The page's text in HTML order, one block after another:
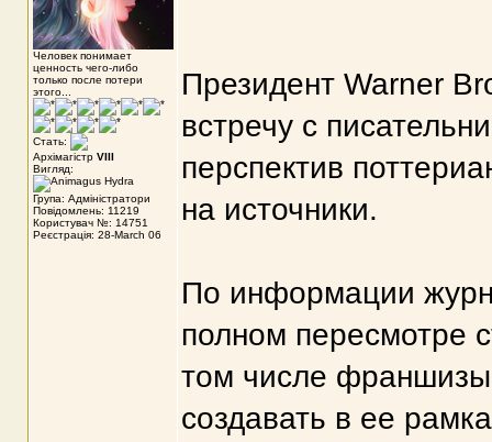
Человек понимает
ценность чего-либо
только после потери
этого...
Стать:
Архімагістр VIII
Вигляд:
Група: Адміністратори
Повідомлень: 11219
Користувач №: 14751
Реєстрація: 28-March 06
Президент Warner
встречу с
перспектив
на источники.
По информации
полном пересмотре
том числе франшизы
создавать в ее